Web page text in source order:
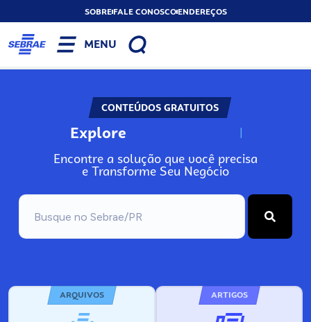
SOBREFALE CONOSCOENDEREÇOS
MENU
CONTEÚDOS GRATUITOS
Explore N
Encontre a solução que você precisa
e Transforme Seu Negócio
ARQUIVOS ARTIGOS